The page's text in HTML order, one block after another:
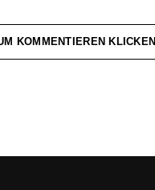
KOMMENTIEREN KLICKEN